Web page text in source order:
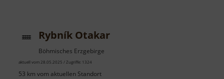
Rybník Otakar
Böhmisches Erzgebirge
aktuell vom 28.05.2025 / Zugriffe: 1324
53 km vom aktuellen Standort